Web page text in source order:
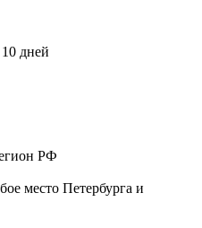
дней
РФ
место Петербурга и